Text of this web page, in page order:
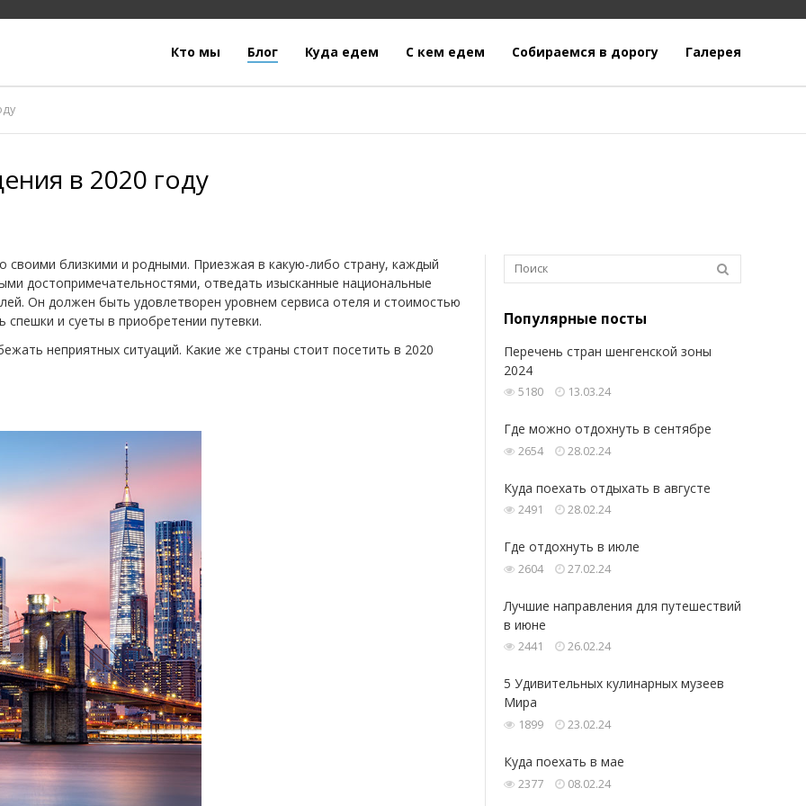
Кто мы Блог Куда едем С кем едем Собираемся в дорогу Галерея
в 2020 году
своими близкими и родными. Приезжая в какую-либо страну, каждый
достопримечательностями, отведать изысканные национальные
Он должен быть удовлетворен уровнем сервиса отеля и стоимостью
спешки и суеты в приобретении путевки.
неприятных ситуаций. Какие же страны стоит посетить в 2020
Популярные посты
Перечень стран шенгенской зоны
2024
5180 13.03.24
Где можно отдохнуть в сентябре
2654 28.02.24
Куда поехать отдыхать в августе
2491 28.02.24
Где отдохнуть в июле
2604 27.02.24
Лучшие направления для путешествий
в июне
2441 26.02.24
5 Удивительных кулинарных музеев
Мира
1899 23.02.24
Куда поехать в мае
2377 08.02.24